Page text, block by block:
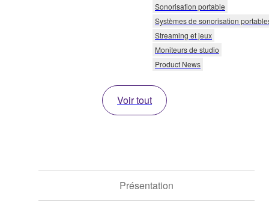
Sonorisation portable
Systèmes de sonorisation
Streaming et jeux
Moniteurs de studio
Product News
Voir tout
Présentation